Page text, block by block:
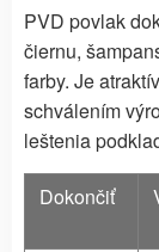
PVD povlak
čiernu,
farby. Je
schválením
leštenia
Dokončiť